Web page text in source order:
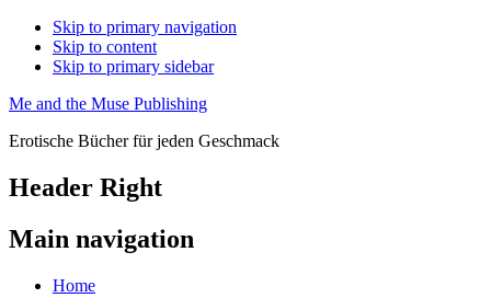
Skip to primary navigation
Skip to content
Skip to primary sidebar
Me and the Muse Publishing
Erotische Bücher für jeden Geschmack
Header Right
Main navigation
Home